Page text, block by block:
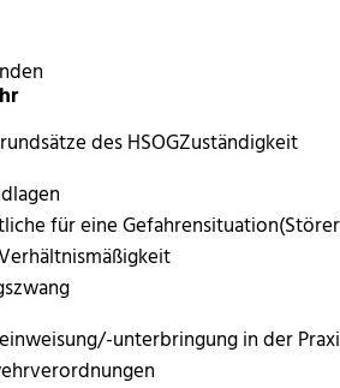
des HSOGZuständigkeit
für eine
unterbringung in der